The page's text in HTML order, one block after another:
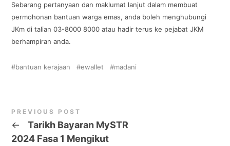
Sebarang pertanyaan dan maklumat lanjut dalam membuat
permohonan bantuan warga emas, anda boleh menghubungi
JKm di talian 03-8000 8000 atau hadir terus ke pejabat JKM
berhampiran anda.
bantuan kerajaan ewallet madani
PREVIOUS POST
←
Tarikh Bayaran MySTR
2024 Fasa 1 Mengikut